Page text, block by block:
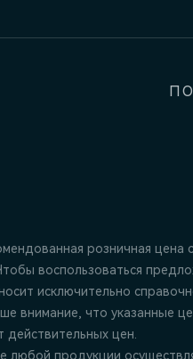
розничная
воспользоваться
исключительно
внимание, что указанные
действительных цен.
любой продукции